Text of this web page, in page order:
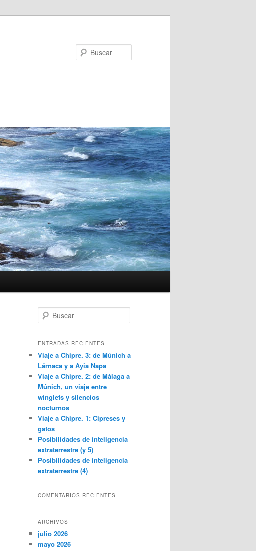
u
c
r
ENTRADAS RECIENTES
Viaje a Chipre. 3: de Múnich a
Lárnaca y a Ayia Napa
Viaje a Chipre. 2: de Málaga a
Múnich, un viaje entre
winglets y silencios
nocturnos
Viaje a Chipre. 1: Cipreses y
gatos
Posibilidades de inteligencia
extraterrestre (y 5)
Posibilidades de inteligencia
extraterrestre (4)
COMENTARIOS RECIENTES
ARCHIVOS
julio 2026
mayo 2026